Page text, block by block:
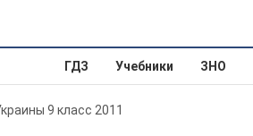
ГДЗ Учебники ЗНО
9 класс 2011